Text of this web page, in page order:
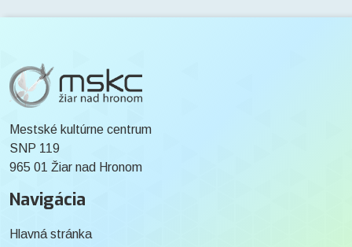
Mestské kultúrne centrum
SNP 119
965 01 Žiar nad Hronom
Navigácia
Hlavná stránka